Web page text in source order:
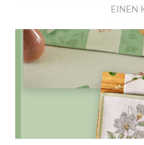
EINEN